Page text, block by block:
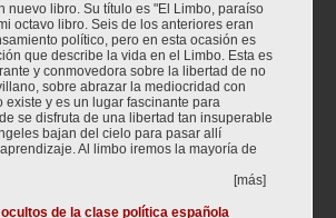
nuevo libro. Su título es "El Limbo, paraíso
octavo libro. Seis de los anteriores eran
político, pero en esta ocasión es
que describe la vida en el Limbo. Esta es
y conmovedora sobre la libertad de no
sobre abrazar la mediocridad con
existe y es un lugar fascinante para
se disfruta de una libertad tan insuperable
bajan del cielo para pasar allí
Al limbo iremos la mayoría de
[más]
de la clase política española